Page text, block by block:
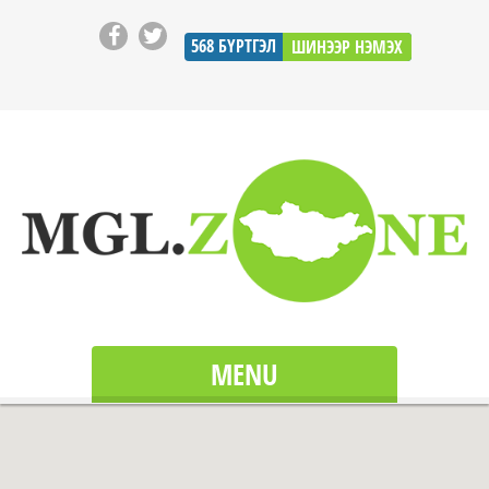
568 БҮРТГЭЛ ШИНЭЭР НЭМЭХ
MENU